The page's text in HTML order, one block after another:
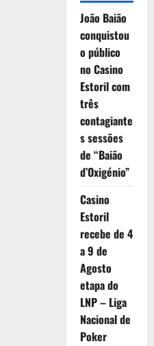
João Baião
conquistou
o público
no Casino
Estoril com
três
contagiante
s sessões
de “Baião
d’Oxigénio”
Casino
Estoril
recebe de 4
a 9 de
Agosto
etapa do
LNP – Liga
Nacional de
Poker